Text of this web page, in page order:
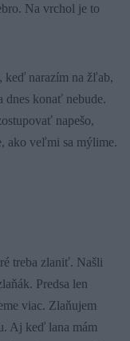
Na vrchol je to
keď narazím na žľab,
dnes konať nebude.
napešo,
ako veľmi sa mýlime.
treba zlaniť. Našli
Predsa len
viac. Zlaňujem
Aj keď lana mám